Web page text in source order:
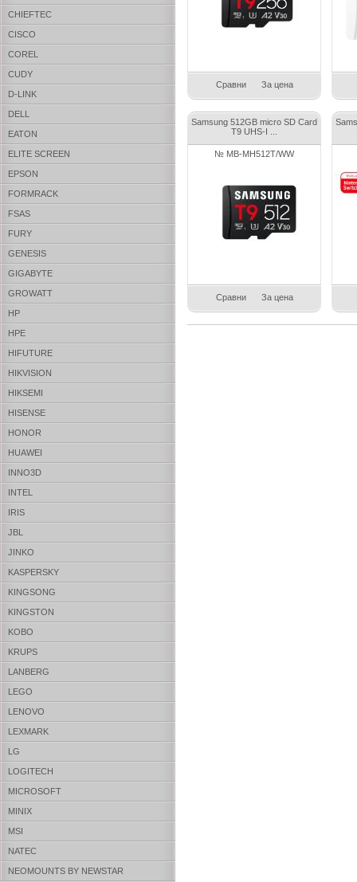
CHIEFTEC
CISCO
COREL
CUDY
D-LINK
DELL
EATON
ELITE SCREEN
EPSON
FORMRACK
FSAS
FURY
GENESIS
GIGABYTE
GROWATT
HP
HPE
HIFUTURE
HIKVISION
HIKSEMI
HISENSE
HONOR
HUAWEI
INNO3D
INTEL
IRIS
JBL
JINKO
KASPERSKY
KINGSONG
KINGSTON
KOBO
KRUPS
LANBERG
LEGO
LENOVO
LEXMARK
LG
LOGITECH
MICROSOFT
MINIX
MSI
NATEC
NEOMOUNTS BY NEWSTAR
Сравни За цена
Samsung 512GB micro SD Card
T9 UHS-I ...
№ MB-MH512T/WW
Сравни За цена